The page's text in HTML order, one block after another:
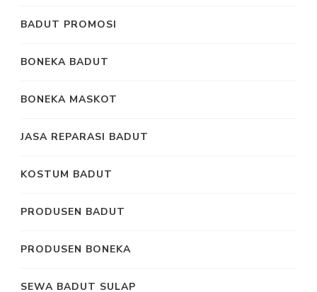
BADUT PROMOSI
BONEKA BADUT
BONEKA MASKOT
JASA REPARASI BADUT
KOSTUM BADUT
PRODUSEN BADUT
PRODUSEN BONEKA
SEWA BADUT SULAP